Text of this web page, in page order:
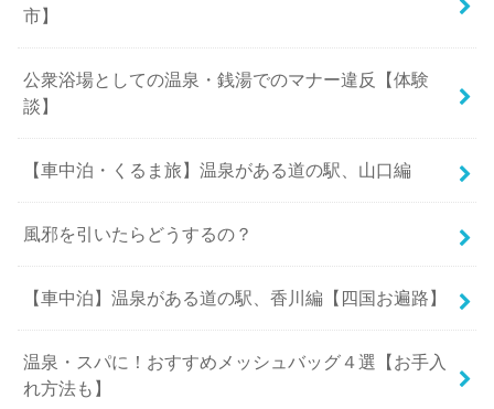
市】
公衆浴場としての温泉・銭湯でのマナー違反【体験
談】
【車中泊・くるま旅】温泉がある道の駅、山口編
風邪を引いたらどうするの？
【車中泊】温泉がある道の駅、香川編【四国お遍路】
温泉・スパに！おすすめメッシュバッグ４選【お手入
れ方法も】